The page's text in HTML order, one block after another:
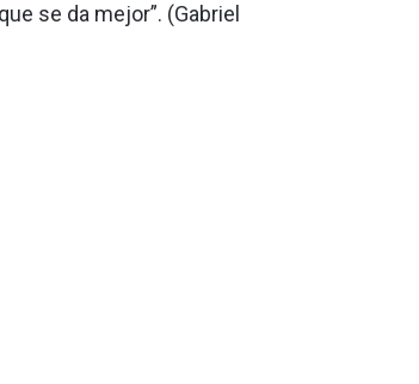
se da mejor”. (Gabriel